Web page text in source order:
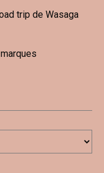
trip de Wasaga